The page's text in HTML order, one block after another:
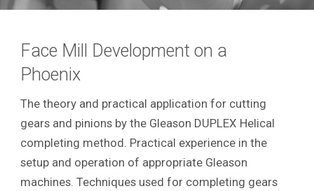
Face Mill Development on a
Phoenix
The theory and practical application for cutting
gears and pinions by the Gleason DUPLEX Helical
completing method. Practical experience in the
setup and operation of appropriate Gleason
machines. Techniques used for completing gears